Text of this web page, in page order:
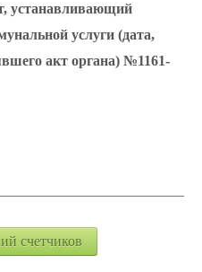
устанавливающий
услуги (дата,
акт органа) №1161-
счетчиков